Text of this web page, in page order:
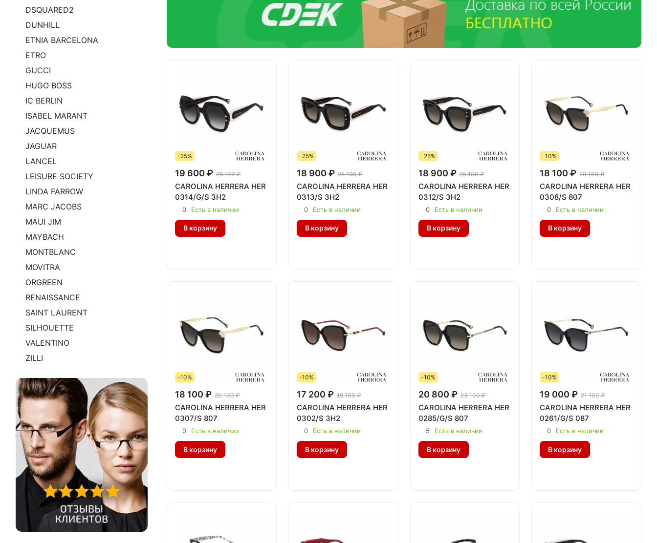
-25%
19 600 ₽ 26 100 ₽
CAROLINA HERRERA HER
0314/G/S 3H2
0 Есть в наличии
В корзину
-25%
18 900 ₽ 25 100 ₽
CAROLINA HERRERA HER
0313/S 3H2
0 Есть в наличии
В корзину
-25%
18 900 ₽ 25 100 ₽
CAROLINA HERRERA HER
0312/S 3H2
0 Есть в наличии
В корзину
-10%
18 100 ₽ 20 100 ₽
CAROLINA HERRERA HER
0308/S 807
0 Есть в наличии
В корзину
-10%
18 100 ₽ 20 100 ₽
CAROLINA HERRERA HER
0307/S 807
0 Есть в наличии
В корзину
-10%
17 200 ₽ 19 100 ₽
CAROLINA HERRERA HER
0302/S 3H2
0 Есть в наличии
В корзину
-10%
20 800 ₽ 23 100 ₽
CAROLINA HERRERA HER
0285/G/S 807
5 Есть в наличии
В корзину
-10%
19 000 ₽ 21 100 ₽
CAROLINA HERRERA HER
0261/G/S 087
0 Есть в наличии
В корзину
DSQUARED2
DUNHILL
ETNIA BARCELONA
ETRO
GUCCI
HUGO BOSS
IC BERLIN
ISABEL MARANT
JACQUEMUS
JAGUAR
LANCEL
LEISURE SOCIETY
LINDA FARROW
MARC JACOBS
MAUI JIM
MAYBACH
MONTBLANC
MOVITRA
ORGREEN
RENAISSANCE
SAINT LAURENT
SILHOUETTE
VALENTINO
ZILLI